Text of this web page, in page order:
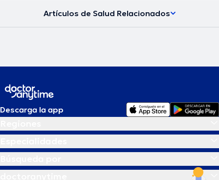
Artículos de Salud Relacionados
Descarga la app